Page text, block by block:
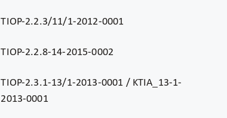
TIOP-2.2.3/11/1-2012-0001
TIOP-2.2.8-14-2015-0002
TIOP-2.3.1-13/1-2013-0001 / KTIA_13-1-
2013-0001